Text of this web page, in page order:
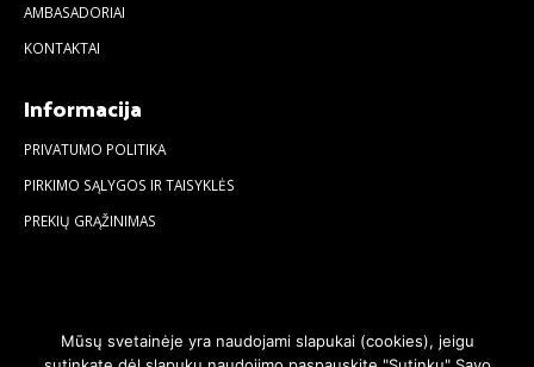
AMBASADORIAI
KONTAKTAI
Informacija
PRIVATUMO POLITIKA
PIRKIMO SĄLYGOS IR TAISYKLĖS
PREKIŲ GRĄŽINIMAS
Mūsų svetainėje yra naudojami slapukai (cookies), jeigu